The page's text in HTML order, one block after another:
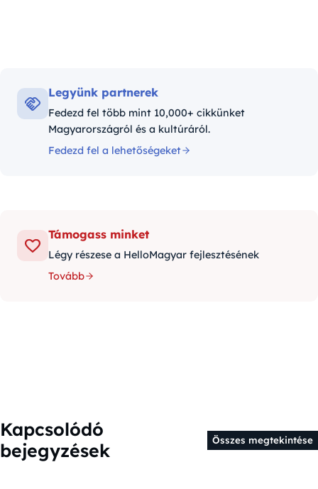
Legyünk partnerek
Fedezd fel több mint 10,000+ cikkünket
Magyarországról és a kultúráról.
Fedezd fel a lehetőségeket
Támogass minket
Légy részese a HelloMagyar fejlesztésének
Tovább
Kapcsolódó
bejegyzések
Összes megtekintése